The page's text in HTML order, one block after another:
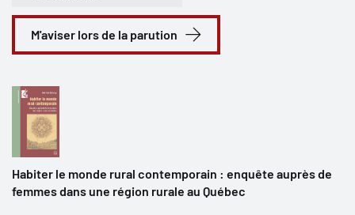
M'aviser lors de la parution
Habiter le monde rural contemporain : enquête auprès de
femmes dans une région rurale au Québec